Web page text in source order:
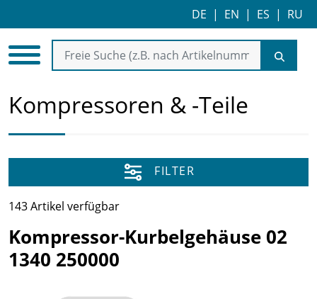
DE | EN | ES | RU
Kompressoren & -Teile
FILTER
143 Artikel verfügbar
Kompressor-Kurbelgehäuse 02
1340 250000